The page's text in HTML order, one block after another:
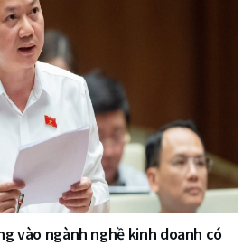
vào ngành nghề kinh doanh có